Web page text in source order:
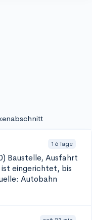
16 Tage
Baustelle, Ausfahrt
eingerichtet, bis
Autobahn